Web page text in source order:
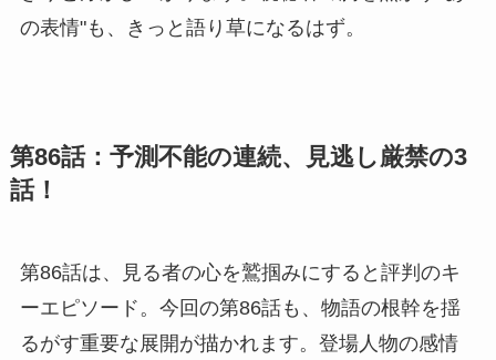
の表情"も、きっと語り草になるはず。
第86話：予測不能の連続、見逃し厳禁の3
話！
第86話は、見る者の心を鷲掴みにすると評判のキ
ーエピソード。今回の第86話も、物語の根幹を揺
るがす重要な展開が描かれます。登場人物の感情